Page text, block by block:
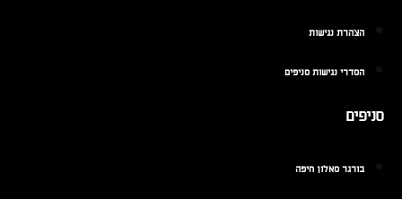
הצהרת נגישות
הסדרי נגישות סניפים
סניפים
בורגר סאלון חיפה